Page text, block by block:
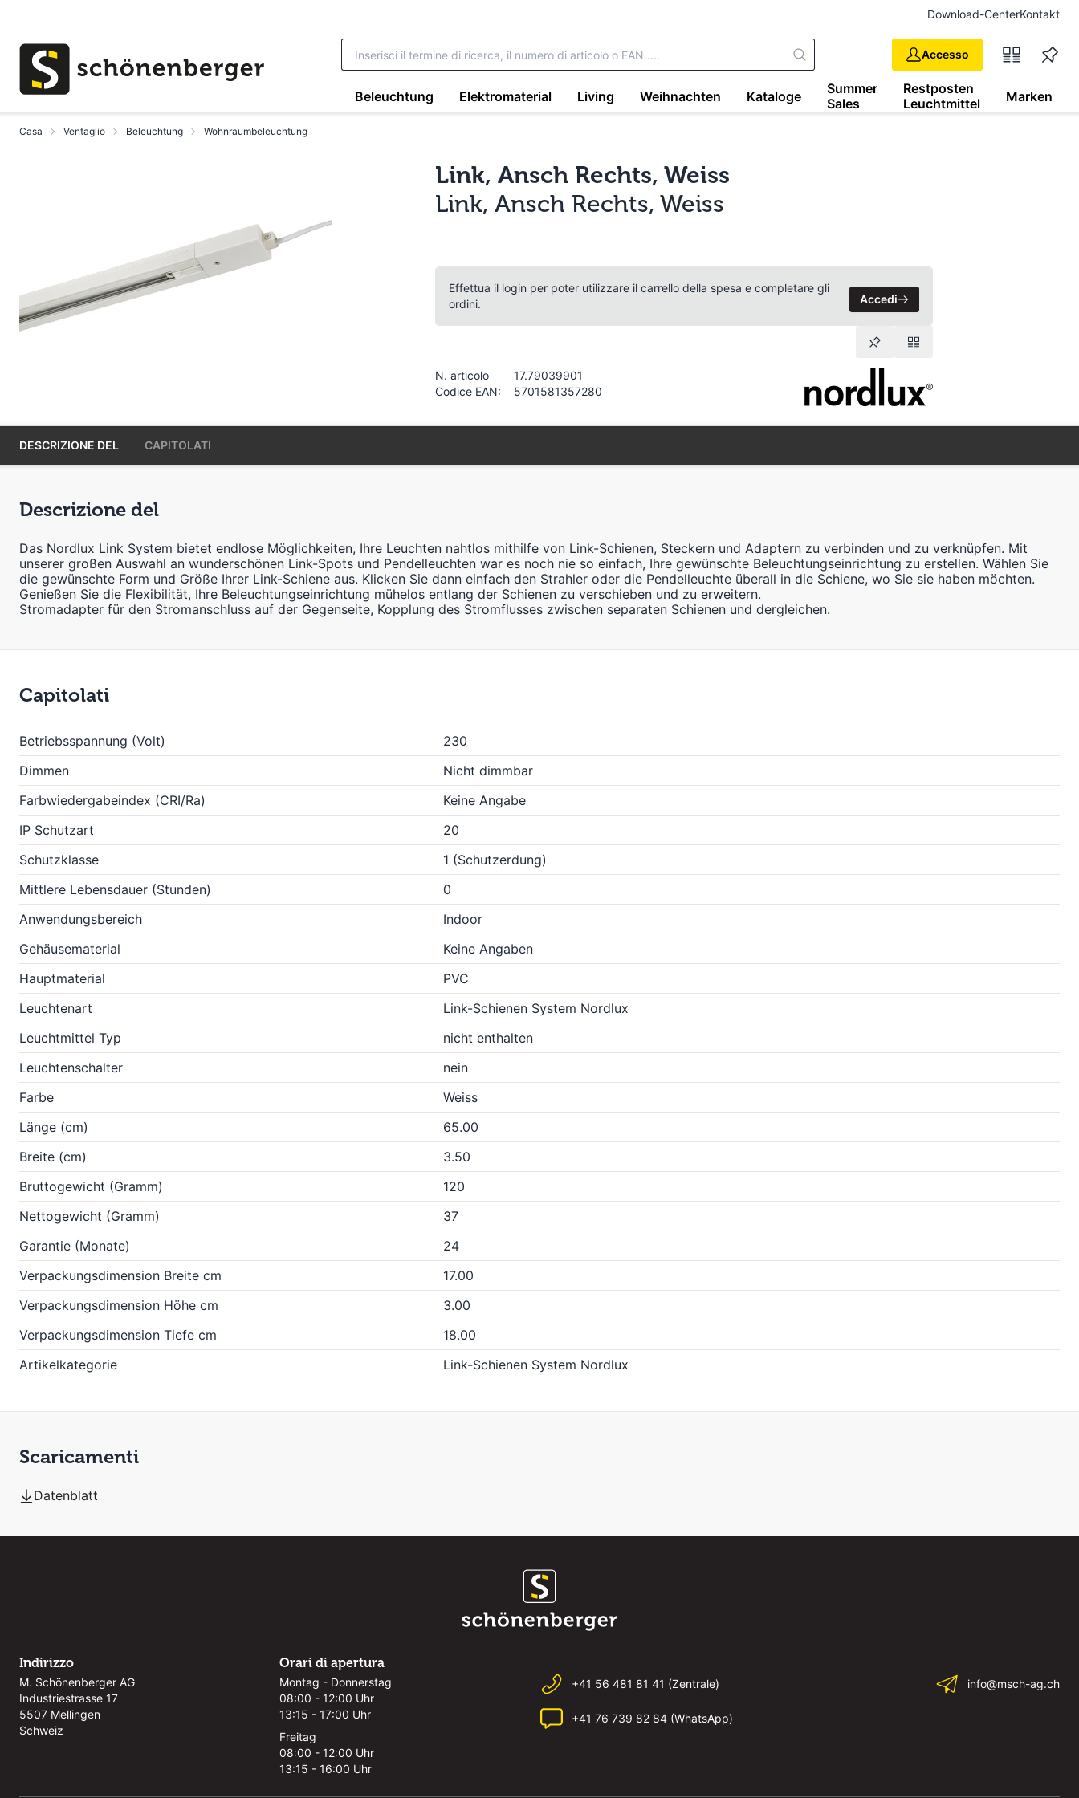
Download-CenterKontakt
Accesso
Beleuchtung Elektromaterial Living Weihnachten Kataloge
Summer
Sales
Restposten
Leuchtmittel
Marken
Casa Ventaglio Beleuchtung Wohnraumbeleuchtung
Link, Ansch Rechts, Weiss
Link, Ansch Rechts, Weiss
Effettua il login per poter utilizzare il carrello della spesa e completare gli
ordini.
Accedi
N. articolo
17.79039901
Codice EAN:
5701581357280
DESCRIZIONE DEL CAPITOLATI
Descrizione del
Das Nordlux Link System bietet endlose Möglichkeiten, Ihre Leuchten nahtlos mithilfe von Link-Schienen, Steckern und Adaptern zu verbinden und zu verknüpfen. Mit
unserer großen Auswahl an wunderschönen Link-Spots und Pendelleuchten war es noch nie so einfach, Ihre gewünschte Beleuchtungseinrichtung zu erstellen. Wählen Sie
die gewünschte Form und Größe Ihrer Link-Schiene aus. Klicken Sie dann einfach den Strahler oder die Pendelleuchte überall in die Schiene, wo Sie sie haben möchten.
Genießen Sie die Flexibilität, Ihre Beleuchtungseinrichtung mühelos entlang der Schienen zu verschieben und zu erweitern.
Stromadapter für den Stromanschluss auf der Gegenseite, Kopplung des Stromflusses zwischen separaten Schienen und dergleichen.
Capitolati
Betriebsspannung (Volt)
230
Dimmen
Nicht dimmbar
Farbwiedergabeindex (CRI/Ra)
Keine Angabe
IP Schutzart
20
Schutzklasse
1 (Schutzerdung)
Mittlere Lebensdauer (Stunden)
0
Anwendungsbereich
Indoor
Gehäusematerial
Keine Angaben
Hauptmaterial
PVC
Leuchtenart
Link-Schienen System Nordlux
Leuchtmittel Typ
nicht enthalten
Leuchtenschalter
nein
Farbe
Weiss
Länge (cm)
65.00
Breite (cm)
3.50
Bruttogewicht (Gramm)
120
Nettogewicht (Gramm)
37
Garantie (Monate)
24
Verpackungsdimension Breite cm
17.00
Verpackungsdimension Höhe cm
3.00
Verpackungsdimension Tiefe cm
18.00
Artikelkategorie
Link-Schienen System Nordlux
Scaricamenti
Datenblatt
Indirizzo
M. Schönenberger AG
Industriestrasse 17
5507 Mellingen
Schweiz
Orari di apertura
Montag - Donnerstag
08:00 - 12:00 Uhr
13:15 - 17:00 Uhr
Freitag
08:00 - 12:00 Uhr
13:15 - 16:00 Uhr
+41 56 481 81 41 (Zentrale)
+41 76 739 82 84 (WhatsApp)
info@msch-ag.ch